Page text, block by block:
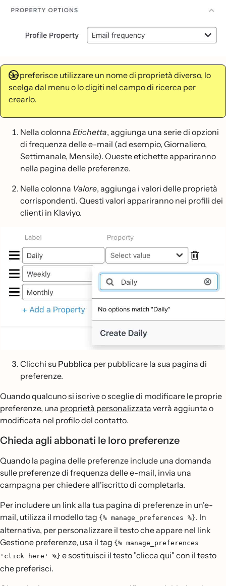
Se preferisce utilizzare un nome di proprietà diverso, lo
scelga dal menu o lo digiti nel campo di ricerca per
crearlo.
Nella colonna Etichetta, aggiunga una serie di opzioni
di frequenza delle e-mail (ad esempio, Giornaliero,
Settimanale, Mensile). Queste etichette appariranno
nella pagina delle preferenze.
Nella colonna Valore, aggiunga i valori delle proprietà
corrispondenti. Questi valori appariranno nei profili dei
clienti in Klaviyo.
Clicchi su Pubblica per pubblicare la sua pagina di
preferenze.
Quando qualcuno si iscrive o sceglie di modificare le proprie
preferenze, una proprietà personalizzata verrà aggiunta o
modificata nel profilo del contatto.
Chieda agli abbonati le loro preferenze
Quando la pagina delle preferenze include una domanda
sulle preferenze di frequenza delle e-mail, invia una
campagna per chiedere all'iscritto di completarla.
Per includere un link alla tua pagina di preferenze in un'e-
mail, utilizza il modello tag {% manage_preferences %}. In
alternativa, per personalizzare il testo che appare nel link
Gestione preferenze, usa il tag {% manage_preferences
'click here' %} e sostituisci il testo "clicca qui" con il testo
che preferisci.